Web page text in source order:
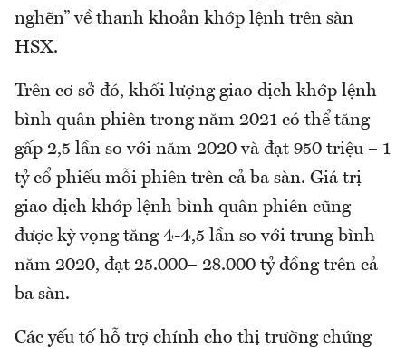
nghẽn” về thanh khoản khớp lệnh trên sàn
HSX.
Trên cơ sở đó, khối lượng giao dịch khớp lệnh
bình quân phiên trong năm 2021 có thể tăng
gấp 2,5 lần so với năm 2020 và đạt 950 triệu – 1
tỷ cổ phiếu mỗi phiên trên cả ba sàn. Giá trị
giao dịch khớp lệnh bình quân phiên cũng
được kỳ vọng tăng 4-4,5 lần so với trung bình
năm 2020, đạt 25.000– 28.000 tỷ đồng trên cả
ba sàn.
Các yếu tố hỗ trợ chính cho thị trường chứng